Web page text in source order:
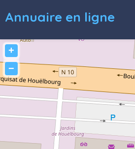
Annuaire en ligne
+
−